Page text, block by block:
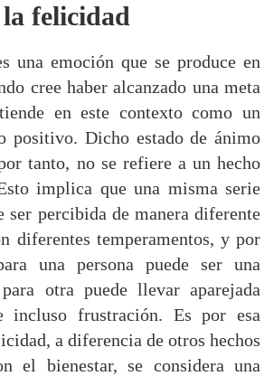
felicidad
una emoción que se produce en
cree haber alcanzado una meta
en este contexto como un
positivo. Dicho estado de ánimo
tanto, no se refiere a un hecho
implica que una misma serie
ser percibida de manera diferente
diferentes temperamentos, y por
una persona puede ser una
otra puede llevar aparejada
incluso frustración. Es por esa
a diferencia de otros hechos
el bienestar, se considera una